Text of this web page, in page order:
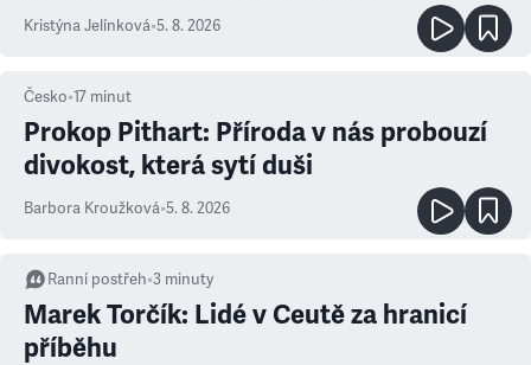
Kristýna Jelínková•5. 8. 2026
Česko•17 minut
Prokop Pithart: Příroda v nás probouzí
divokost, která sytí duši
Barbora Kroužková•5. 8. 2026
Ranní postřeh•3 minuty
Marek Torčík: Lidé v Ceutě za hranicí
příběhu